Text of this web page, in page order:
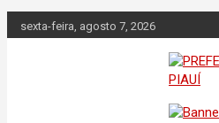
to
sexta-feira, agosto 7, 2026